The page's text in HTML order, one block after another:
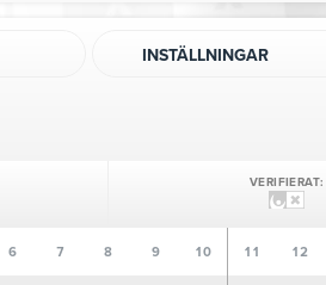
INSTÄLLNINGAR
VERIFIERAT:
6 7 8 9 10 11 12